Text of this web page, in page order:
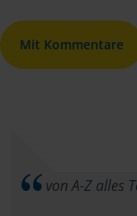
Mit Kommentare
von A-Z alles